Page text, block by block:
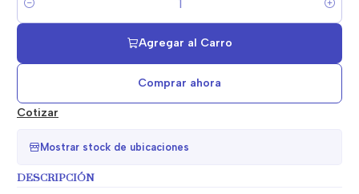
Cantidad
Agregar al Carro
Comprar ahora
Cotizar
Mostrar stock de ubicaciones
DESCRIPCIÓN